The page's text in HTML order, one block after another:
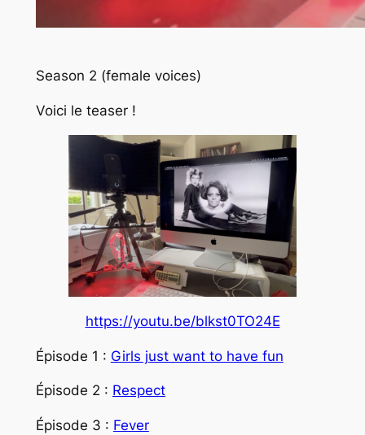
Season 2 (female voices)
Voici le teaser !
https://youtu.be/blkst0TO24E
Épisode 1 : Girls just want to have fun
Épisode 2 : Respect
Épisode 3 : Fever